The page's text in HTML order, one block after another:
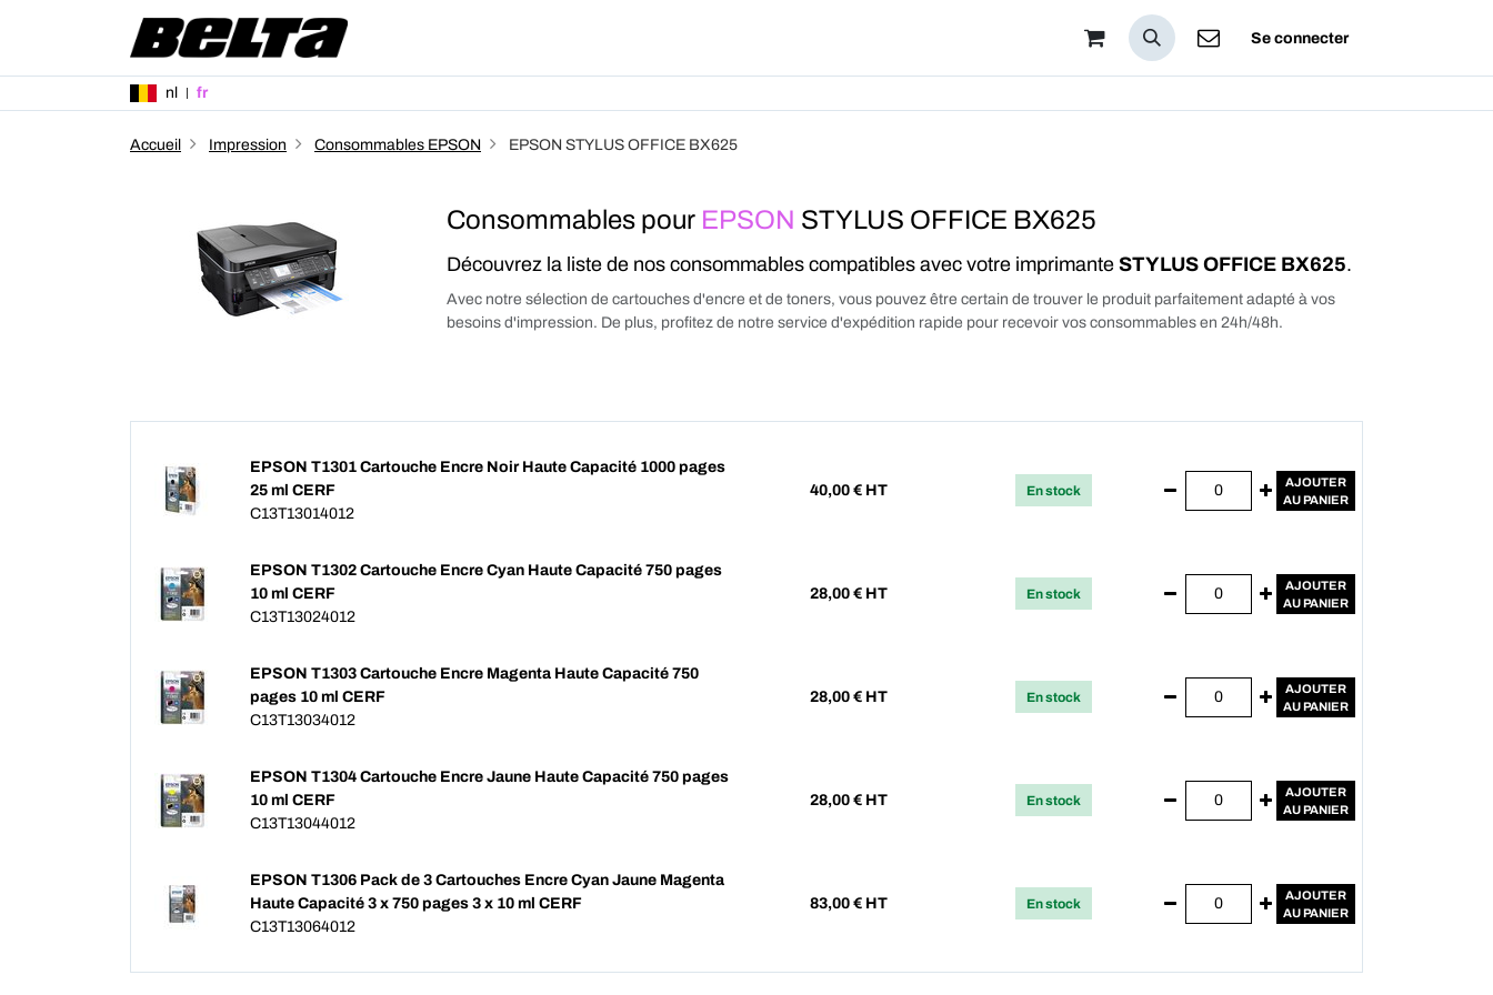
Se connecter
nl fr
Accueil Impression Consommables EPSON EPSON STYLUS OFFICE BX625
Consommables pour EPSON STYLUS OFFICE BX625
Découvrez la liste de nos consommables compatibles avec votre imprimante STYLUS OFFICE BX625.
Avec notre sélection de cartouches d'encre et de toners, vous pouvez être certain de trouver le produit parfaitement adapté à vos
besoins d'impression. De plus, profitez de notre service d'expédition rapide pour recevoir vos consommables en 24h/48h.
EPSON T1301 Cartouche Encre Noir Haute Capacité 1000 pages
25 ml CERF
C13T13014012
40,00 € HT En stock
AJOUTER
AU PANIER
EPSON T1302 Cartouche Encre Cyan Haute Capacité 750 pages
10 ml CERF
C13T13024012
28,00 € HT En stock
AJOUTER
AU PANIER
EPSON T1303 Cartouche Encre Magenta Haute Capacité 750
pages 10 ml CERF
C13T13034012
28,00 € HT En stock
AJOUTER
AU PANIER
EPSON T1304 Cartouche Encre Jaune Haute Capacité 750 pages
10 ml CERF
C13T13044012
28,00 € HT En stock
AJOUTER
AU PANIER
EPSON T1306 Pack de 3 Cartouches Encre Cyan Jaune Magenta
Haute Capacité 3 x 750 pages 3 x 10 ml CERF
C13T13064012
83,00 € HT En stock
AJOUTER
AU PANIER